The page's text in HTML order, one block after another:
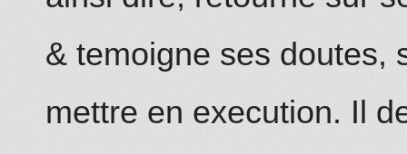
& temoigne ses doutes,
mettre en execution. Il